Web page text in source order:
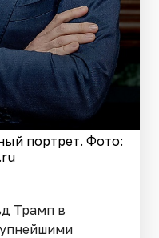
портрет. Фото:
Трамп в